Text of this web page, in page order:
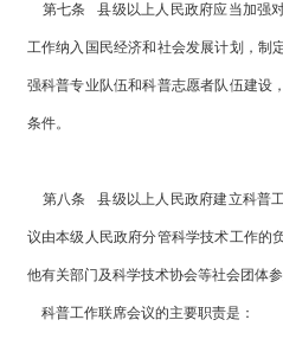
第七条 县级以上人民政府应当加强
工作纳入国民经济和社会发展计划，制
强科普专业队伍和科普志愿者队伍建设
条件。
第八条 县级以上人民政府建立科普
议由本级人民政府分管科学技术工作的
他有关部门及科学技术协会等社会团体参
科普工作联席会议的主要职责是：